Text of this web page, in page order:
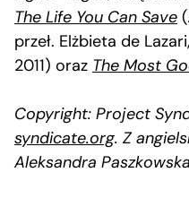
The Life You Can Save (
przeł. Elżbieta de
2011) oraz The Most
Copyright: Project
syndicate.org. Z
Aleksandra